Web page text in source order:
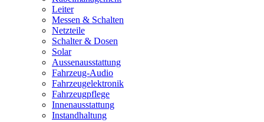
Leiter
Messen & Schalten
Netzteile
Schalter & Dosen
Solar
Aussenausstattung
Fahrzeug-Audio
Fahrzeugelektronik
Fahrzeugpflege
Innenausstattung
Instandhaltung